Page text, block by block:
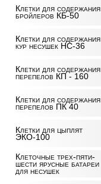
Клетки для содержания
бройлеров КБ-50
Клетки для содержания
кур несушек НС-36
Клетки для содержания
перепелов КП - 160
Клетки для содержания
перепелов ПК 40
Клетки для цыплят
ЭКО-100
Клеточные трех-пяти-
шести ярусные батареи
для несушек